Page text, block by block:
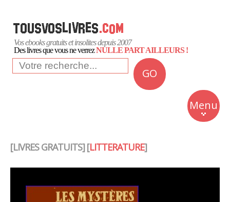
Vos ebooks gratuits et insolites depuis 2007
Des livres que vous ne verrezNULLE PART AILLEURS !
GO
Menu
Insolite
Business
[LIVRES GRATUITS] [LITTERATURE]